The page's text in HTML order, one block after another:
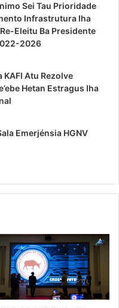
Sei Tau Prioridade
Infrastrutura Iha
Eleitu Ba Presidente
2026
KAFI Atu Rezolve
Hetan Estragus Iha
Emerjénsia HGNV